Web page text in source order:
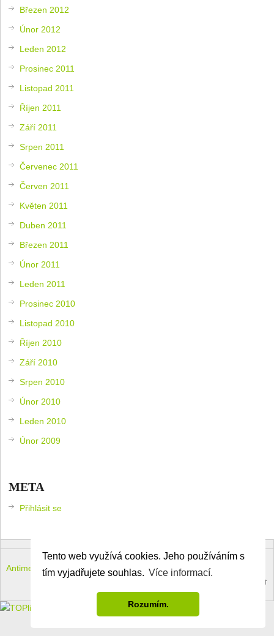
Tento web využívá cookies. Jeho používáním s
tím vyjadřujete souhlas. Více informací.
Rozumím.
Březen 2012
Únor 2012
Leden 2012
Prosinec 2011
Listopad 2011
Říjen 2011
Září 2011
Srpen 2011
Červenec 2011
Červen 2011
Květen 2011
Duben 2011
Březen 2011
Únor 2011
Leden 2011
Prosinec 2010
Listopad 2010
Říjen 2010
Září 2010
Srpen 2010
Únor 2010
Leden 2010
Únor 2009
META
Přihlásit se
Antimeloun – komouši dneška
Copyright © 2026.
Back to Top ↑